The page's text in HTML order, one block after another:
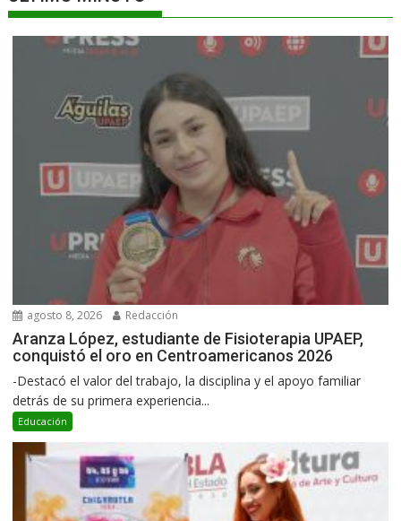
agosto 8, 2026 Redacción
Aranza López, estudiante de Fisioterapia UPAEP,
conquistó el oro en Centroamericanos 2026
-Destacó el valor del trabajo, la disciplina y el apoyo familiar
detrás de su primera experiencia...
Educación